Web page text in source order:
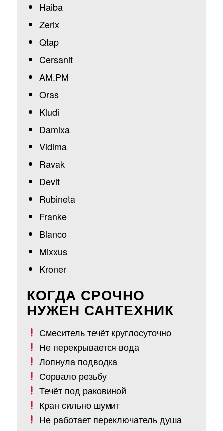
Haiba
Zerix
Qtap
Cersanit
AM.PM
Oras
Kludi
Damixa
Vidima
Ravak
Devit
Rubineta
Franke
Blanco
Mixxus
Kroner
КОГДА СРОЧНО
НУЖЕН САНТЕХНИК
Смеситель течёт круглосуточно
Не перекрывается вода
Лопнула подводка
Сорвало резьбу
Течёт под раковиной
Кран сильно шумит
Не работает переключатель душа